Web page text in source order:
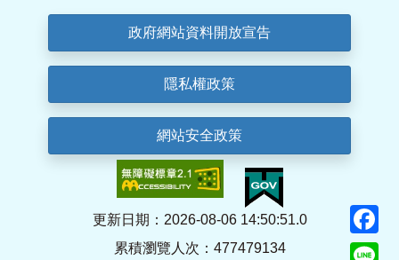
政府網站資料開放宣告
隱私權政策
網站安全政策
更新日期：2026-08-06 14:50:51.0
累積瀏覽人次：477479134